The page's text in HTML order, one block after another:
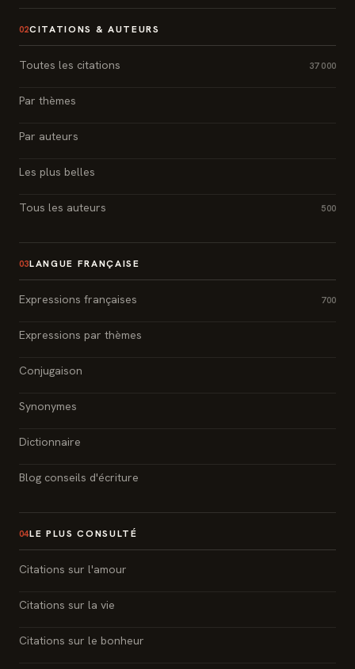
02CITATIONS & AUTEURS
Toutes les citations 37 000
Par thèmes
Par auteurs
Les plus belles
Tous les auteurs 500
03LANGUE FRANÇAISE
Expressions françaises 700
Expressions par thèmes
Conjugaison
Synonymes
Dictionnaire
Blog conseils d'écriture
04LE PLUS CONSULTÉ
Citations sur l'amour
Citations sur la vie
Citations sur le bonheur